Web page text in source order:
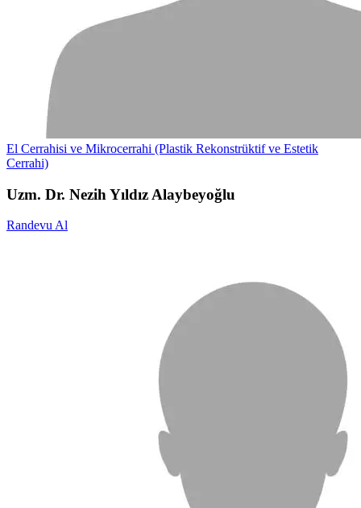
El Cerrahisi ve Mikrocerrahi (Plastik Rekonstrüktif ve Estetik
Cerrahi)
Uzm. Dr. Nezih Yıldız Alaybeyoğlu
Randevu Al